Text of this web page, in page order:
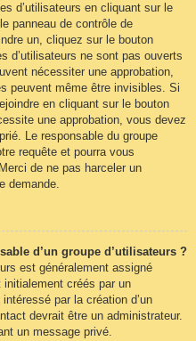
d’utilisateurs en cliquant sur le
panneau de contrôle de
un, cliquez sur le bouton
d’utilisateurs ne sont pas ouverts
nécessiter une approbation,
peuvent même être invisibles. Si
en cliquant sur le bouton
une approbation, vous devez
Le responsable du groupe
requête et pourra vous
de ne pas harceler un
demande.
d’un groupe d’utilisateurs ?
est généralement assigné
initialement créés par un
par la création d’un
devrait être un administrateur.
un message privé.